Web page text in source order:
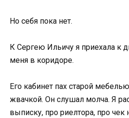
Но себя пока нет.
К Сергею Ильичу я приехала к
меня в коридоре.
Его кабинет пах старой
жвачкой. Он слушал молча. Я
выписку, про риелтора, про чек